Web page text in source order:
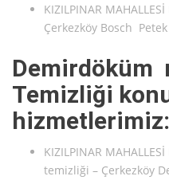
KIZILPINAR
Çerkezköy Bosch
Demirdöküm
Temizliği
hizmetlerimiz:
KIZILPINAR
temizliği – Çerkezköy